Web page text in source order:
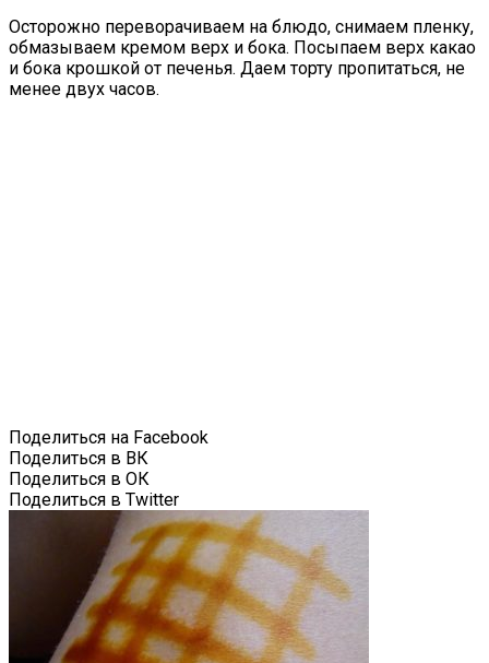
Осторожно переворачиваем на блюдо, снимаем пленку,
обмазываем кремом верх и бока. Посыпаем верх какао
и бока крошкой от печенья. Даем торту пропитаться, не
менее двух часов.
Поделиться на Facebook
Поделиться в ВК
Поделиться в ОК
Поделиться в Twitter